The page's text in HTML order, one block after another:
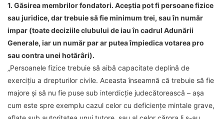
1. Găsirea membrilor fondatori. Aceștia pot fi persoane fizice
sau juridice, dar trebuie să fie minimum trei, sau în număr
impar (toate deciziile clubului de iau în cadrul Adunării
Generale, iar un număr par ar putea împiedica votarea pro
sau contra unei hotărâri).
„Persoanele fizice trebuie să aibă capacitate deplină de
exercițiu a drepturilor civile. Aceasta înseamnă că trebuie să fie
majore și să nu fie puse sub interdicție judecătorească – așa
cum este spre exemplu cazul celor cu deficiențe mintale grave,